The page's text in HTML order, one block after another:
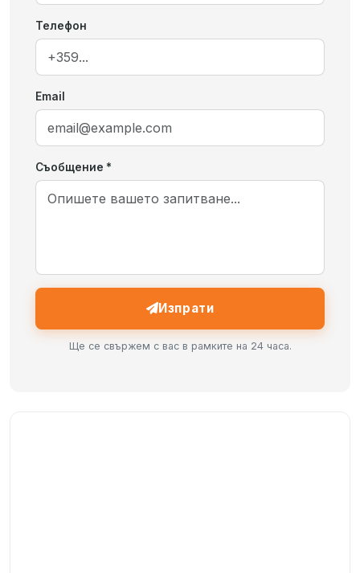
Телефон
Email
Съобщение *
Изпрати
Ще се свържем с вас в рамките на 24 часа.